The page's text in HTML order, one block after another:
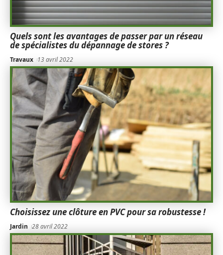
Quels sont les avantages de passer par un réseau
de spécialistes du dépannage de stores ?
Travaux 13 avril 2022
Choisissez une clôture en PVC pour sa robustesse !
Jardin 28 avril 2022